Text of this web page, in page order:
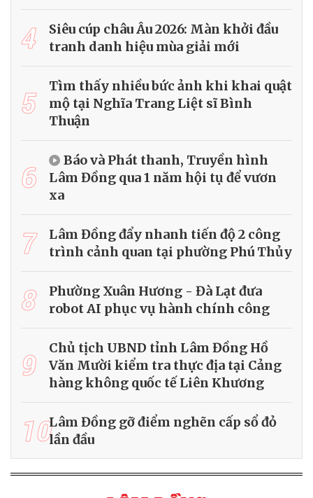
4
Siêu cúp châu Âu 2026: Màn khởi đầu
tranh danh hiệu mùa giải mới
5
Tìm thấy nhiều bức ảnh khi khai quật
mộ tại Nghĩa Trang Liệt sĩ Bình
Thuận
6
Báo và Phát thanh, Truyền hình
Lâm Đồng qua 1 năm hội tụ để vươn
xa
7
Lâm Đồng đẩy nhanh tiến độ 2 công
trình cảnh quan tại phường Phú Thủy
8
Phường Xuân Hương - Đà Lạt đưa
robot AI phục vụ hành chính công
9
Chủ tịch UBND tỉnh Lâm Đồng Hồ
Văn Mười kiểm tra thực địa tại Cảng
hàng không quốc tế Liên Khương
10Lâm Đồng gỡ điểm nghẽn cấp sổ đỏ
lần đầu